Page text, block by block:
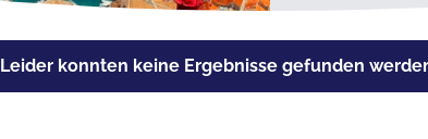
Leider konnten keine Ergebnisse gefunden